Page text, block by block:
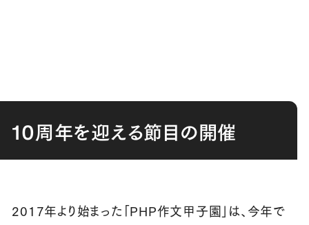
10周年を迎える節目の開催
2017年より始まった「PHP作文甲子園」は、今年で